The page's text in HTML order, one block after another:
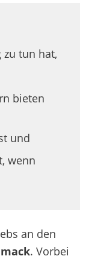
tun hat,
bieten
und
wenn
an den
. Vorbei